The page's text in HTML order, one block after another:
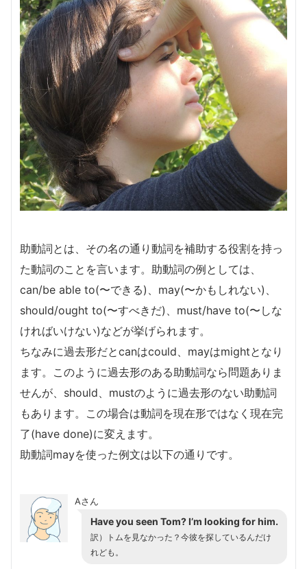
助動詞とは、その名の通り動詞を補助する役割を持っ
た動詞のことを言います。助動詞の例としては、
can/be able to(〜できる)、may(〜かもしれない)、
should/ought to(〜すべきだ)、must/have to(〜しな
ければいけない)などが挙げられます。
ちなみに過去形だとcanはcould、mayはmightとなり
ます。このように過去形のある助動詞なら問題ありま
せんが、should、mustのように過去形のない助動詞
もあります。この場合は動詞を現在形ではなく現在完
了(have done)に変えます。
助動詞mayを使った例文は以下の通りです。
Aさん
Have you seen Tom? I’m looking for him.
訳）トムを見なかった？今彼を探しているんだけ
れども。